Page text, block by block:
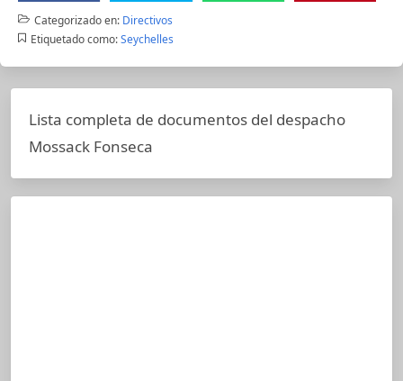
Categorizado en: Directivos
Etiquetado como: Seychelles
Lista completa de documentos del despacho
Mossack Fonseca